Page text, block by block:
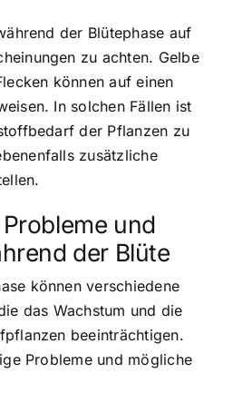
der Blütephase auf
zu achten. Gelbe
können auf einen
In solchen Fällen ist
der Pflanzen zu
zusätzliche
und
der Blüte
können verschiedene
das Wachstum und die
beeinträchtigen.
Probleme und mögliche